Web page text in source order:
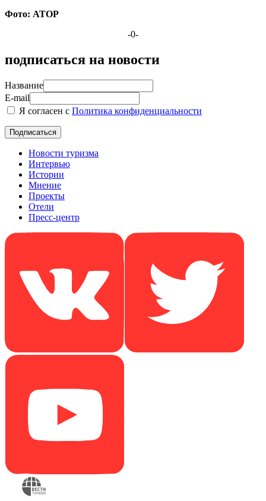
Фото: АТОР
-0-
подписаться на новости
Название
E-mail
Я согласен с Политика конфиденциальности
Новости туризма
Интервью
Истории
Мнение
Проекты
Отели
Пресс-центр